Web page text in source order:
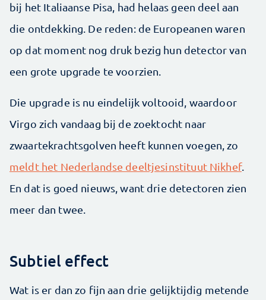
bij het Italiaanse Pisa, had helaas geen deel aan
die ontdekking. De reden: de Europeanen waren
op dat moment nog druk bezig hun detector van
een grote upgrade te voorzien.
Die upgrade is nu eindelijk voltooid, waardoor
Virgo zich vandaag bij de zoektocht naar
zwaartekrachtsgolven heeft kunnen voegen, zo
meldt het Nederlandse deeltjesinstituut Nikhef.
En dat is goed nieuws, want drie detectoren zien
meer dan twee.
Subtiel effect
Wat is er dan zo fijn aan drie gelijktijdig metende